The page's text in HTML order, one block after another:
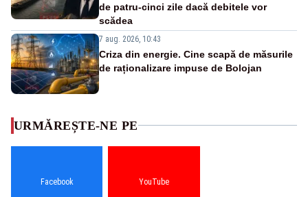
de patru-cinci zile dacă debitele vor
scădea
7 aug. 2026, 10:43
Criza din energie. Cine scapă de măsurile
de raționalizare impuse de Bolojan
URMĂREȘTE-NE PE
Facebook YouTube